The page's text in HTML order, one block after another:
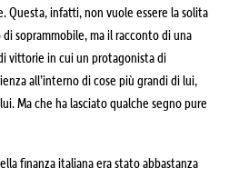
Questa, infatti, non vuole essere la solita
soprammobile, ma il racconto di una
vittorie in cui un protagonista di
all’interno di cose più grandi di lui,
Ma che ha lasciato qualche segno pure
finanza italiana era stato abbastanza